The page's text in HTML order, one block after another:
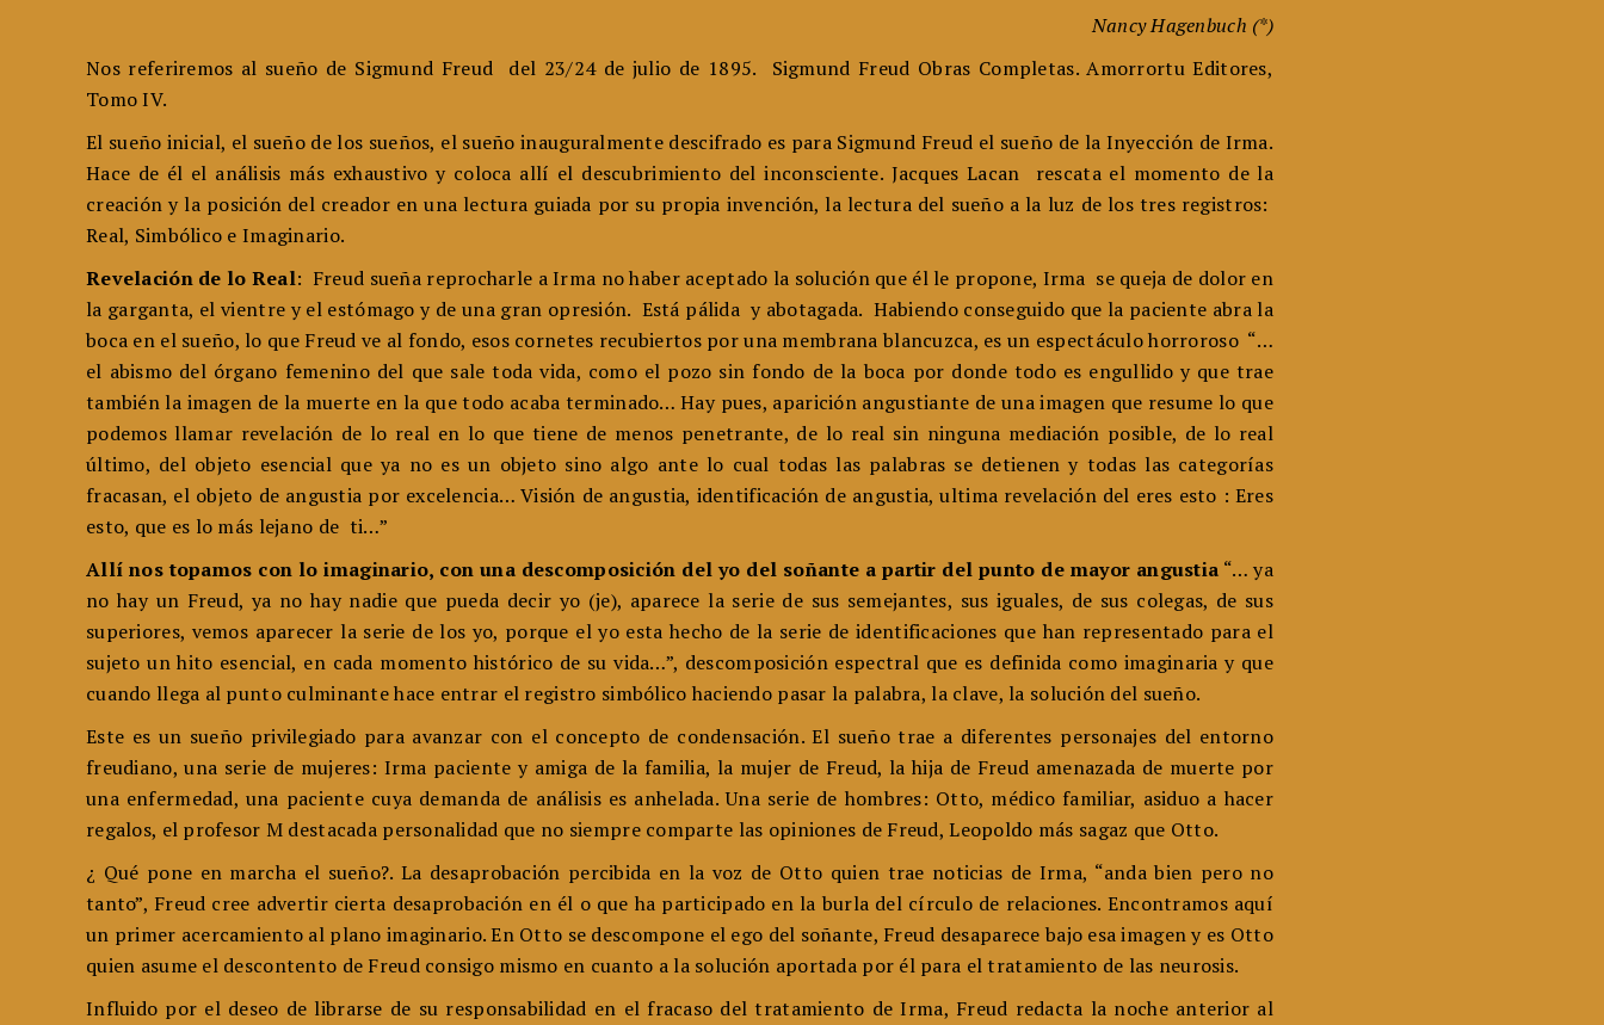
Nancy Hagenbuch (*)
Nos referiremos al sueño de Sigmund Freud del 23/24 de julio de 1895. Sigmund Freud Obras Completas. Amorrortu Editores,
Tomo IV.
El sueño inicial, el sueño de los sueños, el sueño inauguralmente descifrado es para Sigmund Freud el sueño de la Inyección de Irma.
Hace de él el análisis más exhaustivo y coloca allí el descubrimiento del inconsciente. Jacques Lacan rescata el momento de la
creación y la posición del creador en una lectura guiada por su propia invención, la lectura del sueño a la luz de los tres registros:
Real, Simbólico e Imaginario.
Revelación de lo Real: Freud sueña reprocharle a Irma no haber aceptado la solución que él le propone, Irma se queja de dolor en
la garganta, el vientre y el estómago y de una gran opresión. Está pálida y abotagada. Habiendo conseguido que la paciente abra la
boca en el sueño, lo que Freud ve al fondo, esos cornetes recubiertos por una membrana blancuzca, es un espectáculo horroroso “…
el abismo del órgano femenino del que sale toda vida, como el pozo sin fondo de la boca por donde todo es engullido y que trae
también la imagen de la muerte en la que todo acaba terminado… Hay pues, aparición angustiante de una imagen que resume lo que
podemos llamar revelación de lo real en lo que tiene de menos penetrante, de lo real sin ninguna mediación posible, de lo real
último, del objeto esencial que ya no es un objeto sino algo ante lo cual todas las palabras se detienen y todas las categorías
fracasan, el objeto de angustia por excelencia… Visión de angustia, identificación de angustia, ultima revelación del eres esto : Eres
esto, que es lo más lejano de ti…”
Allí nos topamos con lo imaginario, con una descomposición del yo del soñante a partir del punto de mayor angustia “… ya
no hay un Freud, ya no hay nadie que pueda decir yo (je), aparece la serie de sus semejantes, sus iguales, de sus colegas, de sus
superiores, vemos aparecer la serie de los yo, porque el yo esta hecho de la serie de identificaciones que han representado para el
sujeto un hito esencial, en cada momento histórico de su vida…”, descomposición espectral que es definida como imaginaria y que
cuando llega al punto culminante hace entrar el registro simbólico haciendo pasar la palabra, la clave, la solución del sueño.
Este es un sueño privilegiado para avanzar con el concepto de condensación. El sueño trae a diferentes personajes del entorno
freudiano, una serie de mujeres: Irma paciente y amiga de la familia, la mujer de Freud, la hija de Freud amenazada de muerte por
una enfermedad, una paciente cuya demanda de análisis es anhelada. Una serie de hombres: Otto, médico familiar, asiduo a hacer
regalos, el profesor M destacada personalidad que no siempre comparte las opiniones de Freud, Leopoldo más sagaz que Otto.
¿ Qué pone en marcha el sueño?. La desaprobación percibida en la voz de Otto quien trae noticias de Irma, “anda bien pero no
tanto”, Freud cree advertir cierta desaprobación en él o que ha participado en la burla del círculo de relaciones. Encontramos aquí
un primer acercamiento al plano imaginario. En Otto se descompone el ego del soñante, Freud desaparece bajo esa imagen y es Otto
quien asume el descontento de Freud consigo mismo en cuanto a la solución aportada por él para el tratamiento de las neurosis.
Influido por el deseo de librarse de su responsabilidad en el fracaso del tratamiento de Irma, Freud redacta la noche anterior al